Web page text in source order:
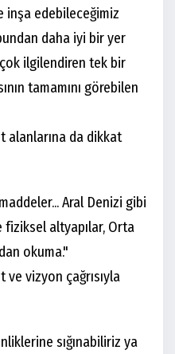
inşa edebileceğimiz
daha iyi bir yer
ilgilendiren tek bir
tamamını görebilen
alanlarına da dikkat
Aral Denizi gibi
altyapılar, Orta
okuma."
vizyon çağrısıyla
sığınabiliriz ya